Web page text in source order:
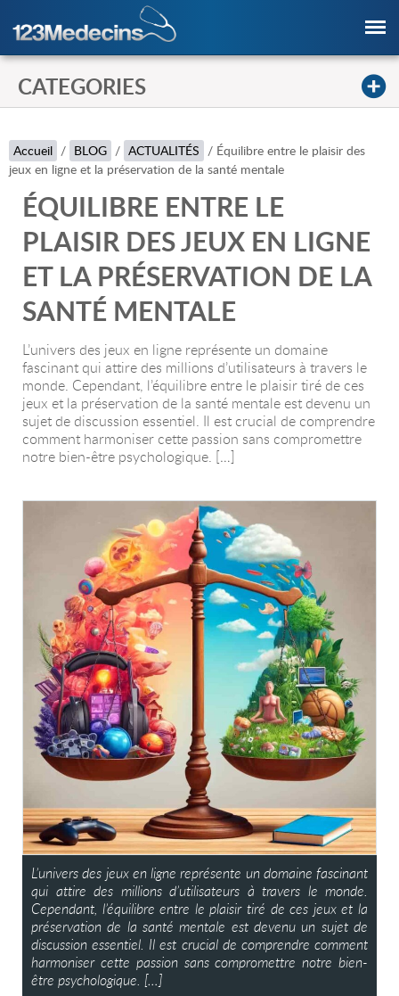
CATEGORIES
Accueil / BLOG / ACTUALITÉS / Équilibre entre le plaisir des
jeux en ligne et la préservation de la santé mentale
ÉQUILIBRE ENTRE LE
PLAISIR DES JEUX EN LIGNE
ET LA PRÉSERVATION DE LA
SANTÉ MENTALE
L’univers des jeux en ligne représente un domaine
fascinant qui attire des millions d’utilisateurs à travers le
monde. Cependant, l’équilibre entre le plaisir tiré de ces
jeux et la préservation de la santé mentale est devenu un
sujet de discussion essentiel. Il est crucial de comprendre
comment harmoniser cette passion sans compromettre
notre bien-être psychologique. […]
L’univers des jeux en ligne représente un domaine fascinant
qui attire des millions d’utilisateurs à travers le monde.
Cependant, l’équilibre entre le plaisir tiré de ces jeux et la
préservation de la santé mentale est devenu un sujet de
discussion essentiel. Il est crucial de comprendre comment
harmoniser cette passion sans compromettre notre bien-
être psychologique. […]